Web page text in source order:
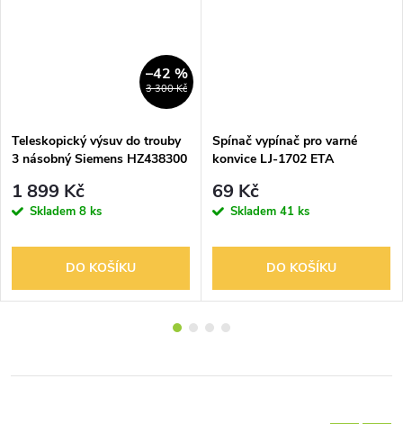
3 300 Kč
–42 %
Teleskopický výsuv do trouby
3 násobný Siemens HZ438300
1 899 Kč
Skladem 8 ks
DO KOŠÍKU
Spínač vypínač pro varné
konvice LJ-1702 ETA
69 Kč
Skladem 41 ks
DO KOŠÍKU